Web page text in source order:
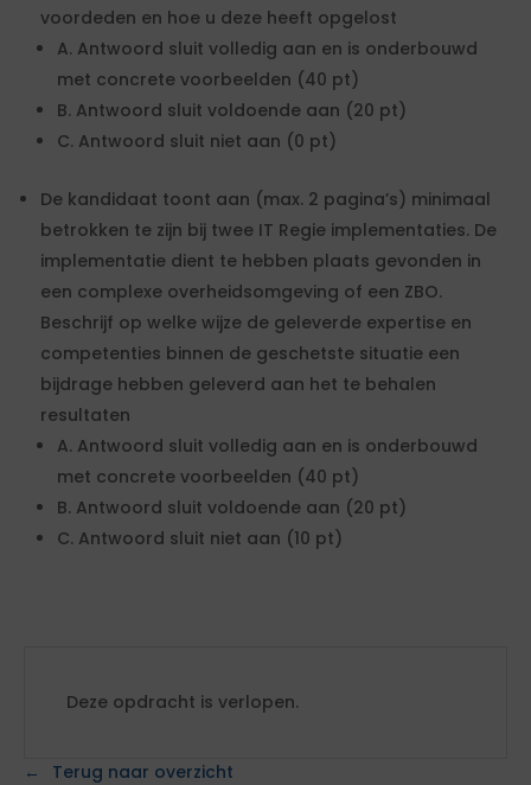
voordeden en hoe u deze heeft opgelost
A. Antwoord sluit volledig aan en is onderbouwd
met concrete voorbeelden (40 pt)
B. Antwoord sluit voldoende aan (20 pt)
C. Antwoord sluit niet aan (0 pt)
De kandidaat toont aan (max. 2 pagina’s) minimaal
betrokken te zijn bij twee IT Regie implementaties. De
implementatie dient te hebben plaats gevonden in
een complexe overheidsomgeving of een ZBO.
Beschrijf op welke wijze de geleverde expertise en
competenties binnen de geschetste situatie een
bijdrage hebben geleverd aan het te behalen
resultaten
A. Antwoord sluit volledig aan en is onderbouwd
met concrete voorbeelden (40 pt)
B. Antwoord sluit voldoende aan (20 pt)
C. Antwoord sluit niet aan (10 pt)
Deze opdracht is verlopen.
Terug naar overzicht